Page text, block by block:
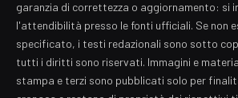
garanzia di correttezza o aggiornamento: si
l'attendibilità presso le fonti ufficiali. Se non
specificato, i testi redazionali sono sotto
tutti i diritti sono riservati. Immagini e
stampa e terzi sono pubblicati solo per